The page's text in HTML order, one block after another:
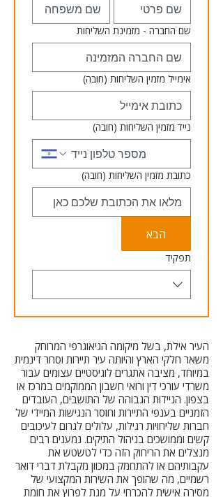
שם החברה - מזמינת השליחות
אימייל מזמין השליחות (חובה)
נייד מזמין השליחות (חובה)
כתובת מזמין השליחות (חובה)
הבא
תפקיד
העיר אילת, בשל מיקומה הגיאוגרפי המרוחק
משאר חלקי הארץ והיותה עיר תיירות וסחר דינמית
במיוחד, מציבה אתגרים לוגיסטיים עצומים עבור
משרדי עורכי דין ורואי חשבון הממוקמים במרכז או
בצפון. הניידות הגבוהה של התושבים, העובדים
הזמניים בענפי התיירות וחוסר הנגישות המיידי של
חברות שליחויות רגילות, עלולים לגרום לעיכובים
קשים וממושכים בניהול התיקים. נמענים רבים
מנצלים את הריחוק הזה כדי לטשטש את
עקבותיהם או להתחמק במכוון מקבלת דברי דואר
רשמיים, מה שהופך את השירות המקצועי של
מסירה אישית להכרחי על מנת לפרוץ את חומת